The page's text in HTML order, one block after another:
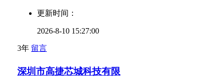
更新时间：
2026-8-10 15:27:00
3年 留言
深圳市高捷芯城科技有限